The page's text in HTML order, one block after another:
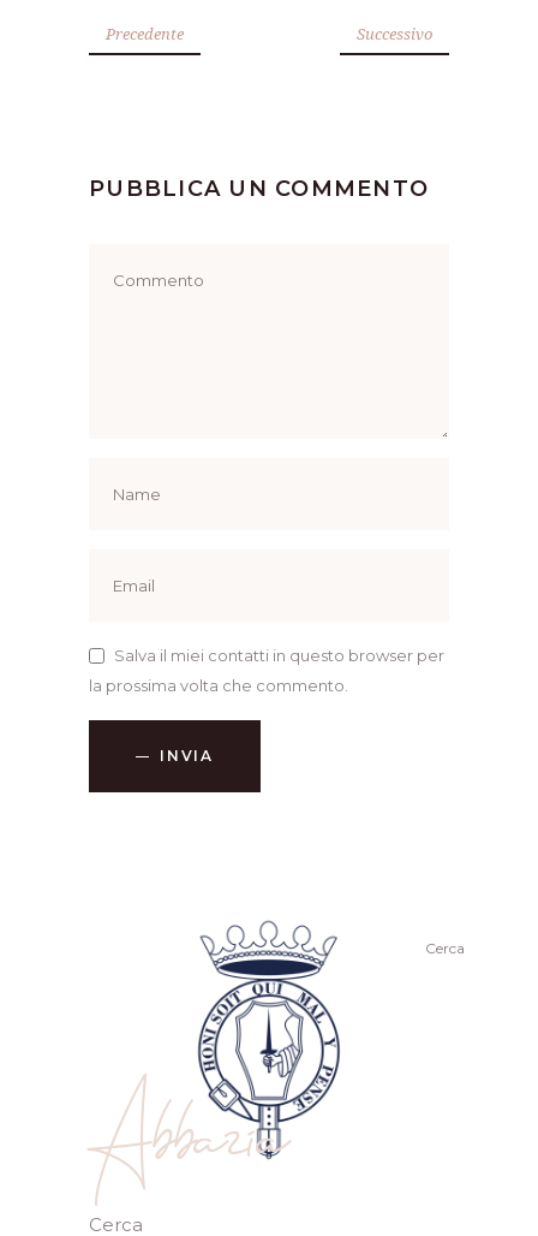
Precedente Successivo
PUBBLICA UN COMMENTO
Salva il miei contatti in questo browser per
la prossima volta che commento.
INVIA
Abbazia
Cerca
Cerca